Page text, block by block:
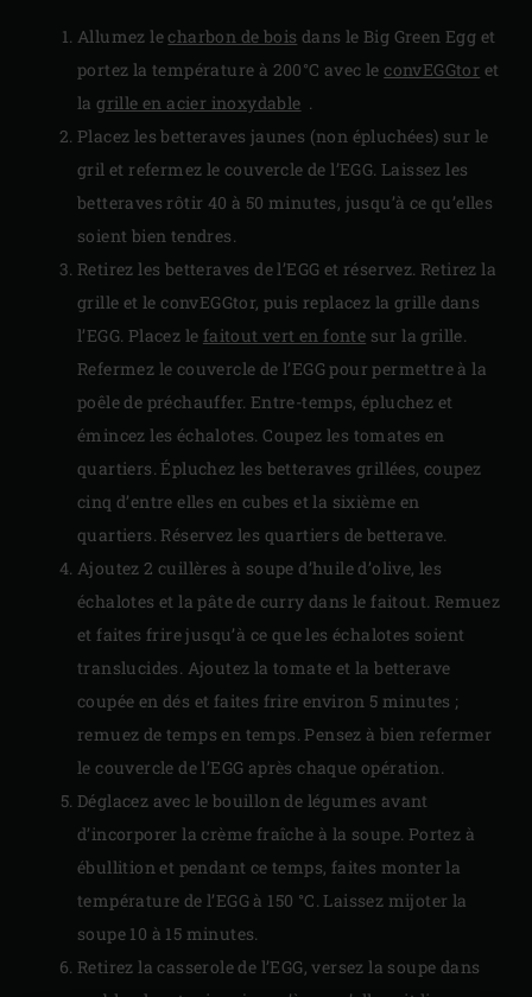
Allumez lecharbon de bois dans le Big Green Egg et
portez la température à 200°C avec leconvEGGtor et
lagrille en acier inoxydable .
Placez les betteraves jaunes (non épluchées) sur le
gril et refermez le couvercle de l’EGG. Laissez les
betteraves rôtir 40 à 50 minutes, jusqu’à ce qu’elles
soient bien tendres.
Retirez les betteraves de l’EGG et réservez. Retirez la
grille et le convEGGtor, puis replacez la grille dans
l’EGG. Placez le faitout vert en fonte sur la grille.
Refermez le couvercle de l’EGG pour permettre à la
poêle de préchauffer. Entre-temps, épluchez et
émincez les échalotes. Coupez les tomates en
quartiers. Épluchez les betteraves grillées, coupez
cinq d’entre elles en cubes et la sixième en
quartiers. Réservez les quartiers de betterave.
Ajoutez 2 cuillères à soupe d’huile d’olive, les
échalotes et la pâte de curry dans le faitout. Remuez
et faites frire jusqu’à ce que les échalotes soient
translucides. Ajoutez la tomate et la betterave
coupée en dés et faites frire environ 5 minutes ;
remuez de temps en temps. Pensez à bien refermer
le couvercle de l’EGG après chaque opération.
Déglacez avec le bouillon de légumes avant
d’incorporer la crème fraîche à la soupe. Portez à
ébullition et pendant ce temps, faites monter la
température de l’EGG à 150 °C. Laissez mijoter la
soupe 10 à 15 minutes.
Retirez la casserole de l’EGG, versez la soupe dans